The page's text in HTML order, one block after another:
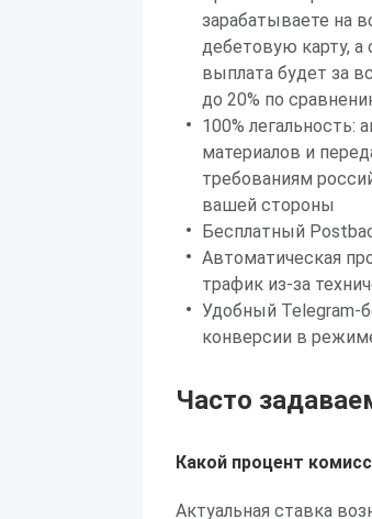
зарабатываете на
дебетовую карту,
выплата будет за
до 20% по
100% легальность:
материалов и
требованиям
вашей стороны
Бесплатный
Автоматическая
трафик из-за
Удобный Telegram-
конверсии в
Часто
Какой процент
Актуальная ставка